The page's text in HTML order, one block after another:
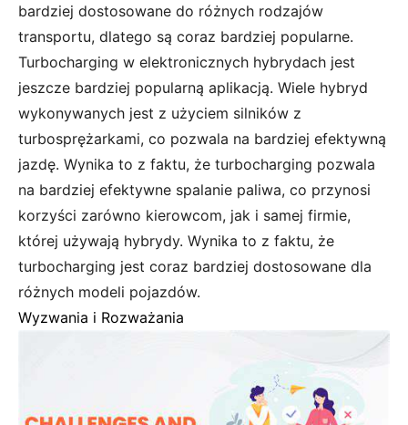
bardziej dostosowane do różnych rodzajów
transportu, dlatego są coraz bardziej popularne.
Turbocharging w elektronicznych hybrydach jest
jeszcze bardziej popularną aplikacją. Wiele hybryd
wykonywanych jest z użyciem silników z
turbosprężarkami, co pozwala na bardziej efektywną
jazdę. Wynika to z faktu, że turbocharging pozwala
na bardziej efektywne spalanie paliwa, co przynosi
korzyści zarówno kierowcom, jak i samej firmie,
której używają hybrydy. Wynika to z faktu, że
turbocharging jest coraz bardziej dostosowane dla
różnych modeli pojazdów.
Wyzwania i Rozważania